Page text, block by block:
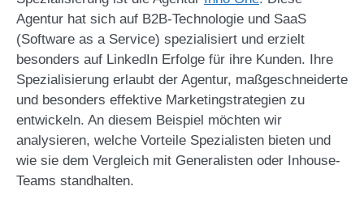
Agentur hat sich auf B2B-Technologie und SaaS
(Software as a Service) spezialisiert und erzielt
besonders auf LinkedIn Erfolge für ihre Kunden. Ihre
Spezialisierung erlaubt der Agentur, maßgeschneiderte
und besonders effektive Marketingstrategien zu
entwickeln. An diesem Beispiel möchten wir
analysieren, welche Vorteile Spezialisten bieten und
wie sie dem Vergleich mit Generalisten oder Inhouse-
Teams standhalten.